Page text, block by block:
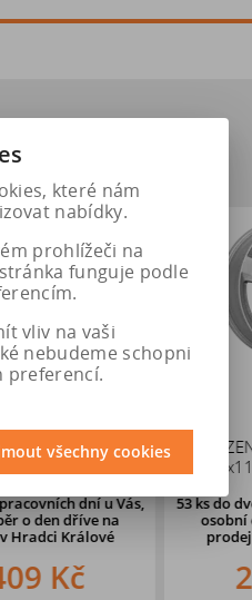
Vás,
DEZENT TU silver
5x114,3 ET50
53 ks do dvou pracovních
osobní odběr o den
prodejně v Hradci
2 557 Kč
které nám
nabídky.
prohlížeči na
funguje podle
vliv na vaši
nebudeme schopni
preferencí.
všechny cookies